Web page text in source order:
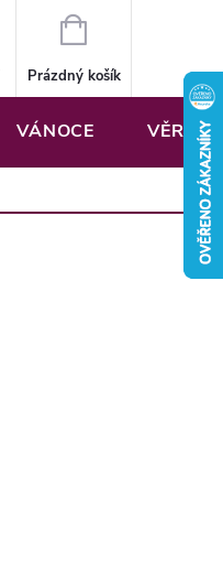
NÁKUPNÍ
Prázdný košík
VÁNOCE